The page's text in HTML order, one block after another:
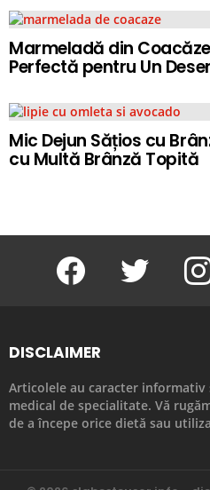
Marmeladă din
Perfectă pentru Un
Mic Dejun Sățios cu
cu Multă Brânză Topită
facebook twitter
DISCLAIMER
Articolele au caracter
medical de specialitate. Vă
de a începe orice dietă sau